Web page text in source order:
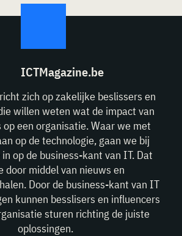
ICTMagazine.be
zich op zakelijke beslissers en
willen weten wat de impact van
een organisatie. Waar we met
op de technologie, gaan we bij
op de business-kant van IT. Dat
door middel van nieuws en
Door de business-kant van IT
kunnen besslisers en influencers
sturen richting de juiste
oplossingen.